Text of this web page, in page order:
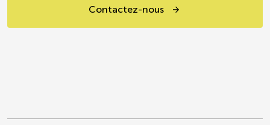
Contactez-nous